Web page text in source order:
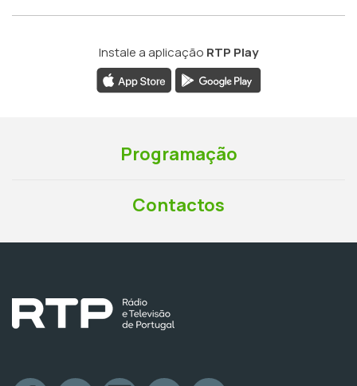
Instale a aplicação RTP Play
Programação
Contactos